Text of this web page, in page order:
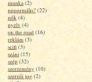
munka (2)
nooormális? (22)
nők (4)
nyelv (4)
on the road (16)
reklám (3)
scifi (3)
száni (15)
szép (32)
szerzemény (10)
szerzői jog (2)